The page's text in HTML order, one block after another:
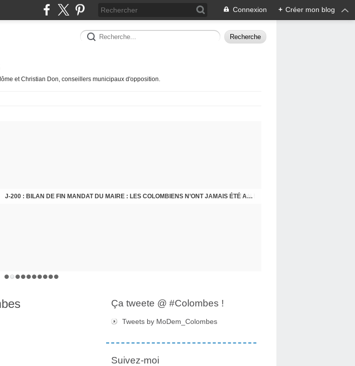
Connexion + Créer mon blog
et Christian Don, conseillers municipaux d'opposition.
J-200 : BILAN DE FIN MANDAT DU MAIRE : LES COLOMBIENS N’ONT JAMAIS ÉTÉ AUSSI MAL TRAITÉS ET MÉPRISÉS
STOP BÉTON !
Ça tweete @ #Colombes !
Tweets by MoDem_Colombes
Suivez-moi